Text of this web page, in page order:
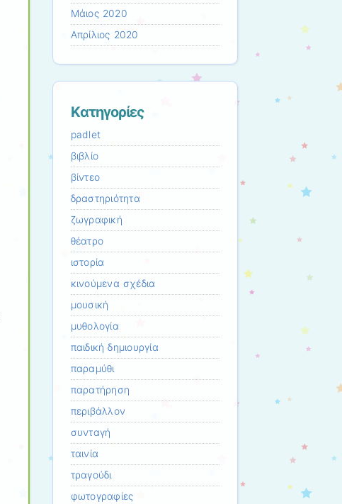
Μάιος 2020
Απρίλιος 2020
Kατηγορίες
padlet
βιβλίο
βίντεο
δραστηριότητα
ζωγραφική
θέατρο
ιστορία
κινούμενα σχέδια
μουσική
μυθολογία
παιδική δημιουργία
παραμύθι
παρατήρηση
περιβάλλον
συνταγή
ταινία
τραγούδι
φωτογραφίες